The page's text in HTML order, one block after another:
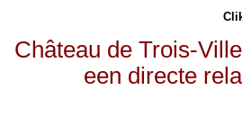
Château de Trois-
een directe